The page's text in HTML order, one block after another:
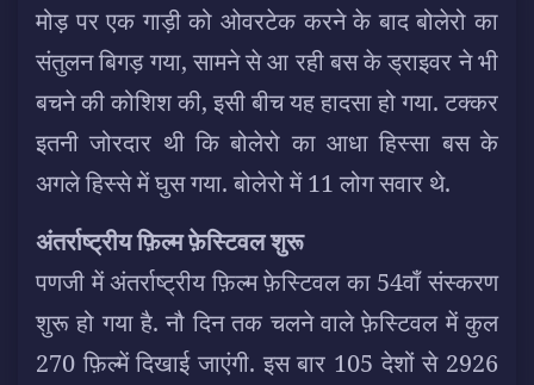
मोड़ पर एक गाड़ी को ओवरटेक करने के बाद बोलेरो का
संतुलन बिगड़ गया, सामने से आ रही बस के ड्राइवर ने भी
बचने की कोशिश की, इसी बीच यह हादसा हो गया. टक्कर
इतनी जोरदार थी कि बोलेरो का आधा हिस्सा बस के
अगले हिस्से में घुस गया. बोलेरो में 11 लोग सवार थे.
अंतर्राष्ट्रीय फ़िल्म फ़ेस्टिवल शुरू
पणजी में अंतर्राष्ट्रीय फ़िल्म फ़ेस्टिवल का 54वाँ संस्करण
शुरू हो गया है. नौ दिन तक चलने वाले फ़ेस्टिवल में कुल
270 फ़िल्में दिखाई जाएंगी. इस बार 105 देशों से 2926